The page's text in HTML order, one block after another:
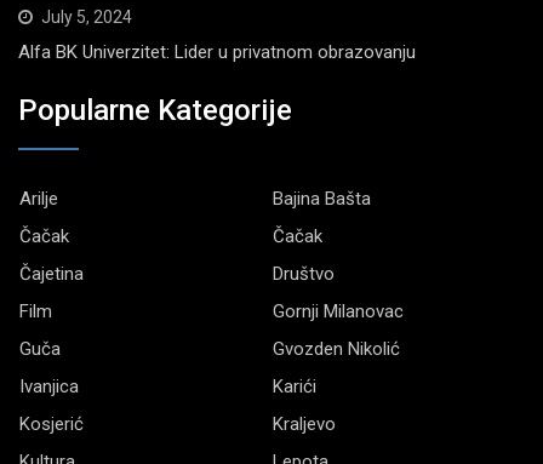
July 5, 2024
Alfa BK Univerzitet: Lider u privatnom obrazovanju
Popularne Kategorije
Arilje
Bajina Bašta
Čačak
Čačak
Čajetina
Društvo
Film
Gornji Milanovac
Guča
Gvozden Nikolić
Ivanjica
Karići
Kosjerić
Kraljevo